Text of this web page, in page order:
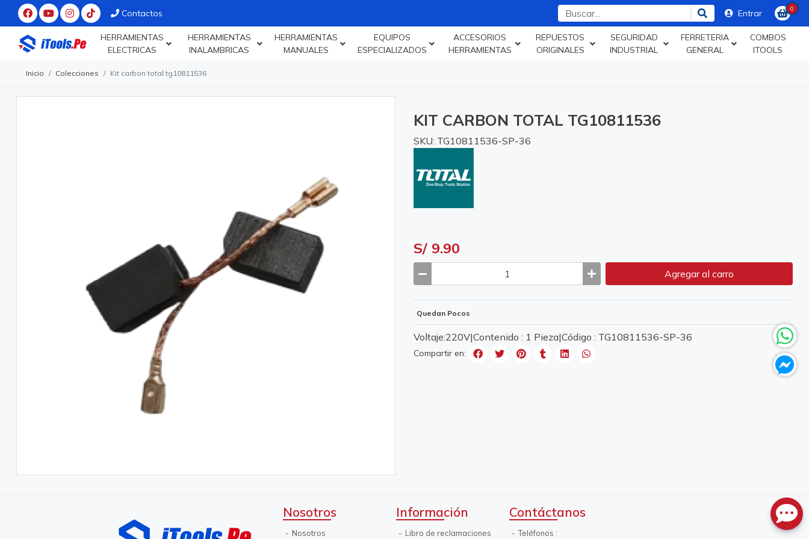
Contactos Entrar 0
HERRAMIENTAS
ELECTRICAS
HERRAMIENTAS
INALAMBRICAS
HERRAMIENTAS
MANUALES
EQUIPOS
ESPECIALIZADOS
ACCESORIOS
HERRAMIENTAS
REPUESTOS
ORIGINALES
SEGURIDAD
INDUSTRIAL
FERRETERIA
GENERAL
COMBOS
ITOOLS
Inicio Colecciones Kit carbon total tg10811536
KIT CARBON TOTAL TG10811536
SKU: TG10811536-SP-36
S/ 9.90
Agregaral carro
Quedan Pocos
Voltaje:220V|Contenido : 1 Pieza|Código : TG10811536-SP-36
Compartir en:
Nosotros
Nosotros
Información
Libro de reclamaciones
Contáctanos
Teléfonos